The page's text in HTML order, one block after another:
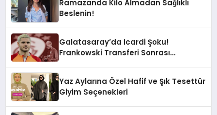
Ramazanda Kilo Almadan Sağlıklı
Beslenin!
Galatasaray’da Icardi Şoku!
Frankowski Transferi Sonrası
Yaz Aylarına Özel Hafif ve Şık Tesettür
Giyim Seçenekleri